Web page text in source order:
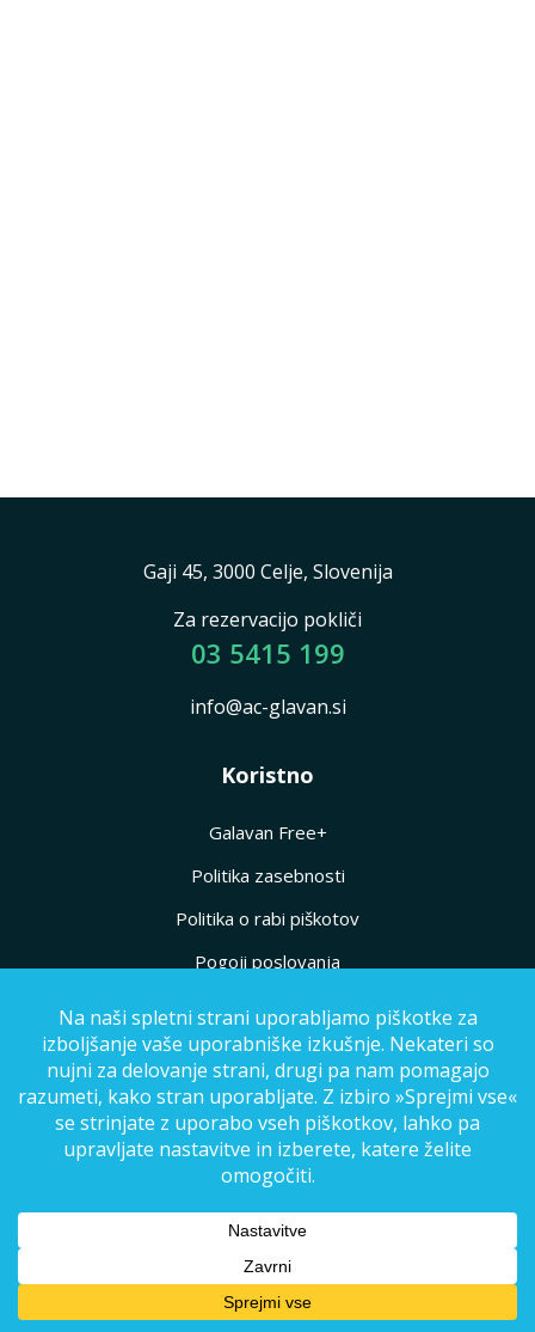
Gaji 45, 3000 Celje, Slovenija
Za rezervacijo pokliči
03 5415 199
info@ac-glavan.si
Koristno
Galavan Free+
Politika zasebnosti
Politika o rabi piškotov
Pogoji poslovanja
Izvensodno reševanje
potrošniških sporov
Storitve
Prodaja avtodomov
Najem avtodoma
Prodaja prikolic
Servis avtodomov in prikolic